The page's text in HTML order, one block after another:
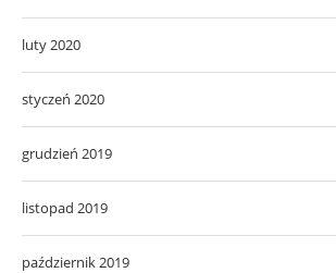
luty 2020
styczeń 2020
grudzień 2019
listopad 2019
październik 2019